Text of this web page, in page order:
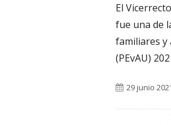
El
fue una de
familiares y
(PEvAU)
Publicado
29 junio